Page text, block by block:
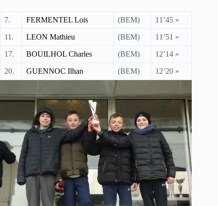
7. FERMENTEL Lois (BEM) 11’45 »
11. LEON Mathieu (BEM) 11’51 »
17. BOUILHOL Charles (BEM) 12’14 »
20. GUENNOC Ilhan (BEM) 12’20 »